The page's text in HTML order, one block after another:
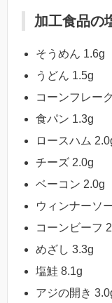
加工食品の
そうめん 1.6g
うどん 1.5g
コーンフレー
食パン 1.3g
ロースハム
チーズ 2.0g
ベーコン 2.0g
ウィンナーソ
コーンビーフ
めざし 3.3g
塩鮭 8.1g
アジの開き